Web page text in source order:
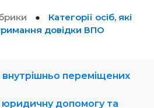
●
Категорії осіб, які
довідки ВПО
переміщених
юридичну допомогу та